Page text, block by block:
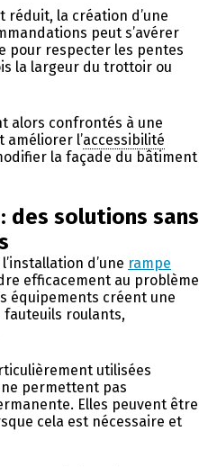
réduit, la création d’une
peut s’avérer
pour respecter les pentes
la largeur du trottoir ou
alors confrontés à une
l’accessibilité
la façade du bâtiment
: des solutions sans
d’une rampe
efficacement au problème
équipements créent une
roulants,
utilisées
permettent pas
Elles peuvent être
cela est nécessaire et